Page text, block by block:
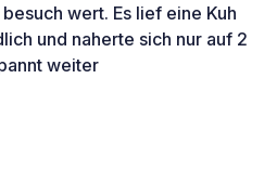
wert. Es lief eine Kuh
und naherte sich nur auf 2
weiter